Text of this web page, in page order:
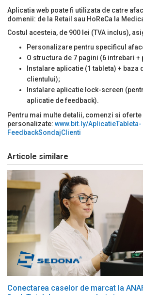
Aplicatia web poate fi utilizata de catre
domenii: de la Retail sau HoReCa la
Costul acesteia, de 900 lei (TVA inclus),
Personalizare pentru specificul
O structura de 7 pagini (6 intrebari
Instalare aplicatie (1 tableta) + baza
clientului);
Instalare aplicatie lock-screen
aplicatie de feedback).
Pentru mai multe detalii, comenzi si oferte
personalizate: www.bit.ly/AplicatieTableta-
FeedbackSondajClienti
Articole similare
Conectarea caselor de marcat la